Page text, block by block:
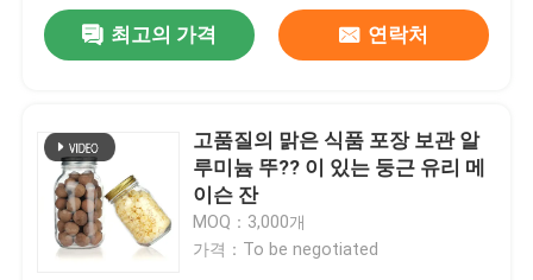
최고의 가격 연락처
고품질의 맑은 식품 포장 보관 알
루미늄 뚜?? 이 있는 둥근 유리 메
이슨 잔
MOQ：3,000개
가격：To be negotiated